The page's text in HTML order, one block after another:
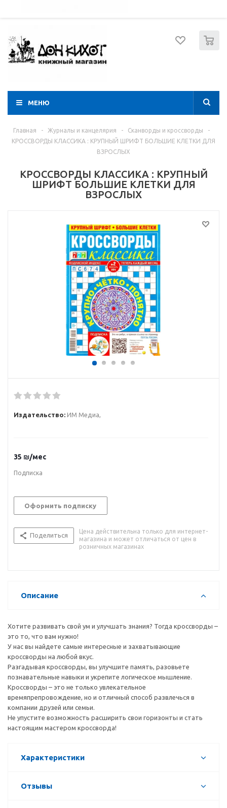
МЕНЮ
Главная - Журналы и канцелярия - Сканворды и кроссворды
-
КРОССВОРДЫ КЛАССИКА : КРУПНЫЙ ШРИФТ БОЛЬШИЕ КЛЕТКИ ДЛЯ
ВЗРОСЛЫХ
КРОССВОРДЫ КЛАССИКА : КРУПНЫЙ
ШРИФТ БОЛЬШИЕ КЛЕТКИ ДЛЯ
ВЗРОСЛЫХ
Издательство: ИМ Медиа,
35 ₪/мес
Подписка
Оформить подписку
Поделиться
Цена действительна только для интернет-
магазина и может отличаться от цен в
розничных магазинах
Описание
Хотите развивать свой ум и улучшать знания? Тогда кроссворды –
это то, что вам нужно!
У нас вы найдете самые интересные и захватывающие
кроссворды на любой вкус.
Разгадывая кроссворды, вы улучшите память, разовьете
познавательные навыки и укрепите логическое мышление.
Кроссворды – это не только увлекательное
времяпрепровождение, но и отличный способ развлечься в
компании друзей или семьи.
Не упустите возможность расширить свои горизонты и стать
настоящим мастером кроссворда!
Характеристики
Отзывы